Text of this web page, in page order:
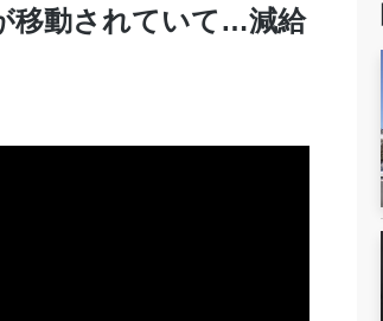
移動されていて…減給